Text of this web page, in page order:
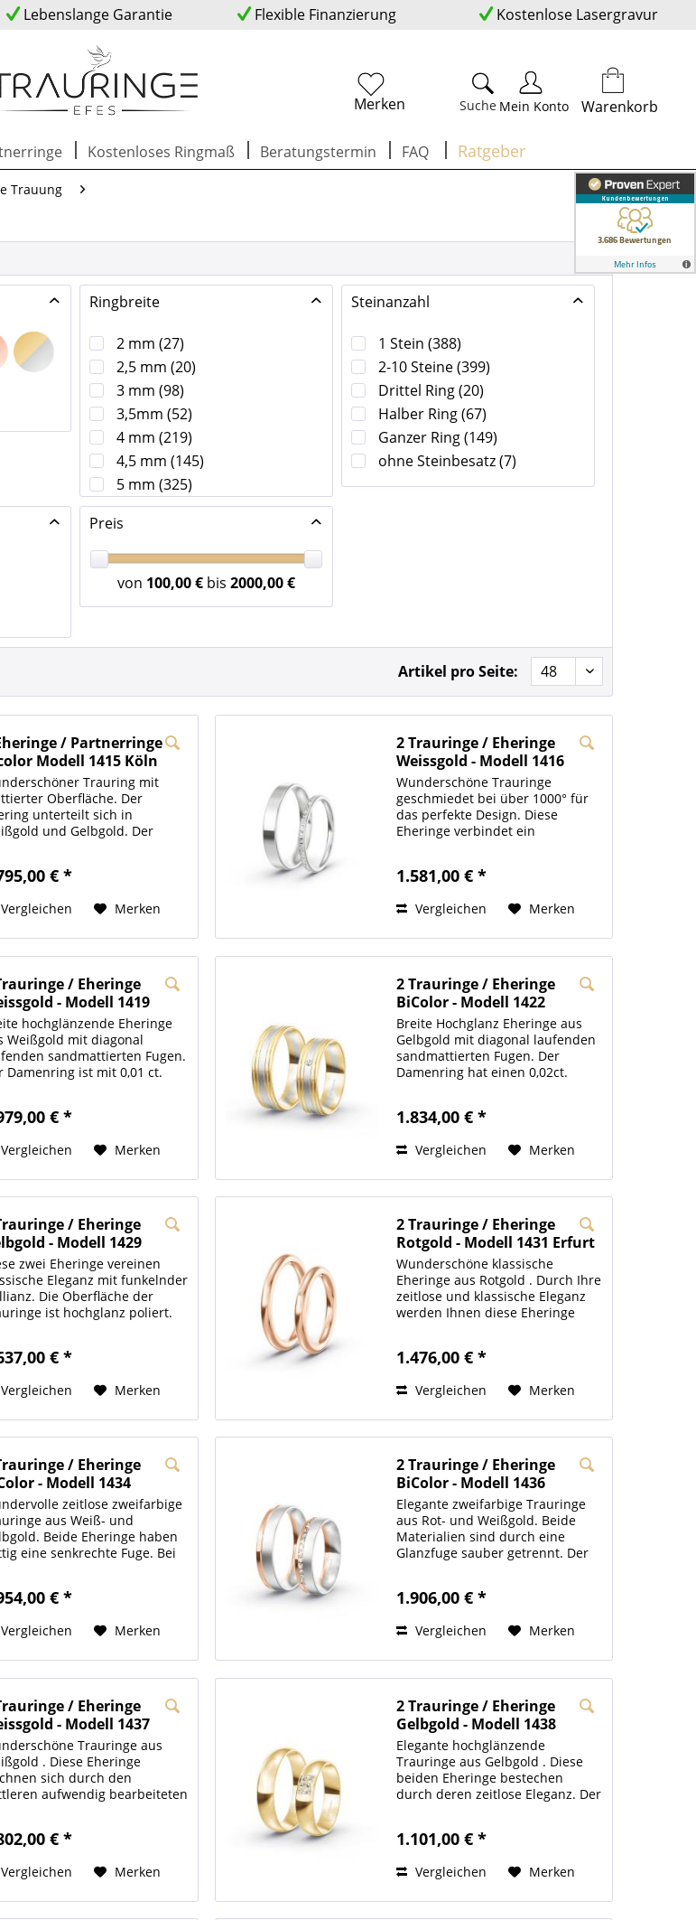
Lebenslange Garantie Flexible Finanzierung Kostenlose Lasergravur
Suche
Merken Mein Konto Warenkorb
Kostenloses Ringmaß Beratungstermin FAQ Ratgeber
Trauung
Ringbreite
2 mm (27)
2,5 mm (20)
3 mm (98)
3,5mm (52)
4 mm (219)
4,5 mm (145)
5 mm (325)
5,5 mm(99)
6 mm
6,5 mm(11)
7 mm(7 )
Steinanzahl
1 Stein (388)
2-10 Steine(399)
Drittel Ring(20)
Halber Ring(67)
Ganzer Ring(149)
ohne Steinbesatz(7)
Preis
von 100,00 € bis 2000,00 €
Artikel pro Seite:
/ Partnerringe
Modell 1415 Köln
Trauring mit
Oberfläche. Der
unterteilt sich in
und Gelbgold. Der
auch erweitert werden
€ *
Vergleichen Merken
2 Trauringe / Eheringe
Weissgold - Modell 1416
Berlin
Wunderschöne Trauringe
geschmiedet bei über 1000° für
das perfekte Design. Diese
Eheringe verbindet ein
übernimmt den klassischen Part.
durch die...
1.581,00 € *
Vergleichen Merken
/ Eheringe
- Modell 1419
hochglänzende Eheringe
Weißgold mit diagonal
sandmattierten Fugen.
Damenring ist mit 0,01 ct.
gewölbt , wodurch ein
€ *
Vergleichen Merken
2 Trauringe / Eheringe
BiColor - Modell 1422
Erlangen
Breite Hochglanz Eheringe aus
Gelbgold mit diagonal laufenden
sandmattierten Fugen. Der
Damenring hat einen 0,02ct.
Hochzeitsringe sind
einen hohen...
1.834,00 € *
Vergleichen Merken
/ Eheringe
- Modell 1429
zwei Eheringe vereinen
Eleganz mit funkelnder
Die Oberfläche der
ist hochglanz poliert.
eingesetzt. Unsere
€ *
Vergleichen Merken
2 Trauringe / Eheringe
Rotgold - Modell 1431 Erfurt
Wunderschöne klassische
Eheringe aus Rotgold . Durch Ihre
zeitlose und klassische Eleganz
werden Ihnen diese Eheringe
ist mit 0,02ct. Zirkonia Steinen
1.476,00 € *
Vergleichen Merken
/ Eheringe
- Modell 1434
zeitlose zweifarbige
aus Weiß- und
Beide Eheringe haben
eine senkrechte Fuge. Bei
Die Oberfläche der
€ *
Vergleichen Merken
2 Trauringe / Eheringe
BiColor - Modell 1436
Düsseldorf
Elegante zweifarbige Trauringe
aus Rot- und Weißgold. Beide
Materialien sind durch eine
Glanzfuge sauber getrennt. Der
besetzt ist. Die weißgoldene
1.906,00 € *
Vergleichen Merken
/ Eheringe
- Modell 1437
Trauringe aus
. Diese Eheringe
sich durch den
aufwendig bearbeiteten
Die beiden Seiten
€ *
Vergleichen Merken
2 Trauringe / Eheringe
Gelbgold - Modell 1438
Leipzig
Elegante hochglänzende
Trauringe aus Gelbgold . Diese
beiden Eheringe bestechen
durch deren zeitlose Eleganz. Der
(optional: Brillant ) gekrönt. Die
1.101,00 € *
Vergleichen Merken